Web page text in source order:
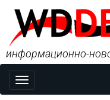
Toggle
navigation
информационно-